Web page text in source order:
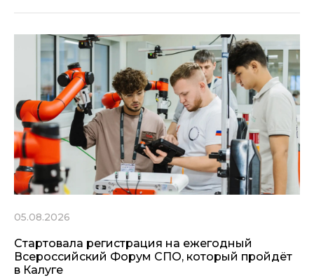
05.08.2026
Стартовала регистрация на ежегодный
Всероссийский Форум СПО, который пройдёт
в Калуге